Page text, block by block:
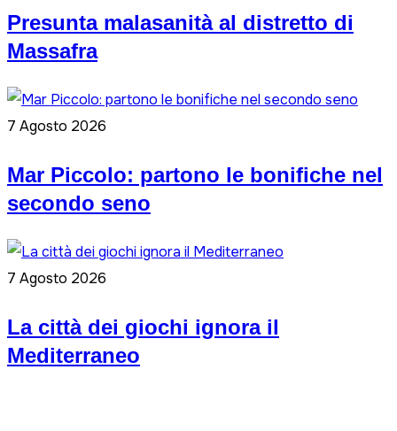
Presunta malasanità al distretto di
Massafra
7 Agosto 2026
Mar Piccolo: partono le bonifiche nel
secondo seno
7 Agosto 2026
La città dei giochi ignora il
Mediterraneo